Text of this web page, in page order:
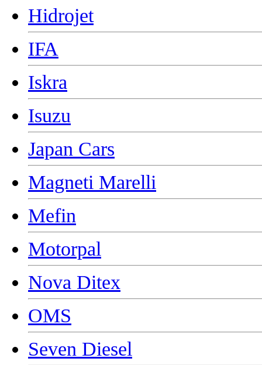
Hidrojet
IFA
Iskra
Isuzu
Japan Cars
Magneti Marelli
Mefin
Motorpal
Nova Ditex
OMS
Seven Diesel